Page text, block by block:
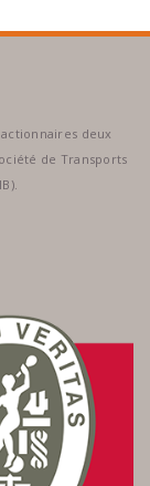
deux
de Transports